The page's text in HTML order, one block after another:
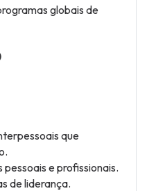
globais de
que
e profissionais.
de liderança.